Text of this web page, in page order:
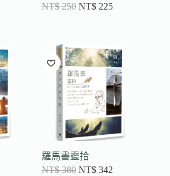
NT$250 NT$ 225
羅馬書靈拾
NT$380 NT$ 342